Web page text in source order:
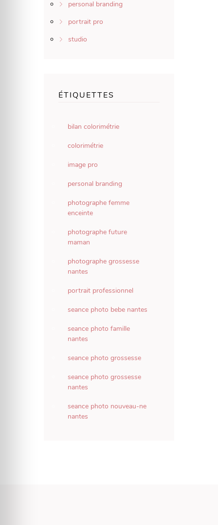
personal branding
portrait pro
studio
ÉTIQUETTES
bilan colorimétrie
colorimétrie
image pro
personal branding
photographe femme
enceinte
photographe future
maman
photographe grossesse
nantes
portrait professionnel
seance photo bebe nantes
seance photo famille
nantes
seance photo grossesse
seance photo grossesse
nantes
seance photo nouveau-ne
nantes